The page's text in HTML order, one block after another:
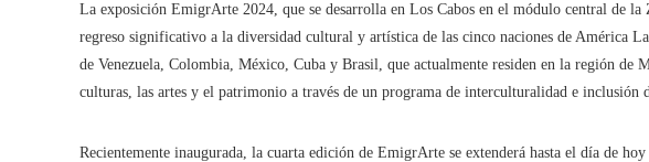
La exposición EmigrArte 2024, que se desarrolla en Los Cabos en el módulo central de la
regreso significativo a la diversidad cultural y artística de las cinco naciones de América
de Venezuela, Colombia, México, Cuba y Brasil, que actualmente residen en la región de
culturas, las artes y el patrimonio a través de un programa de interculturalidad e inclusión
Recientemente inaugurada, la cuarta edición de EmigrArte se extenderá hasta el día de